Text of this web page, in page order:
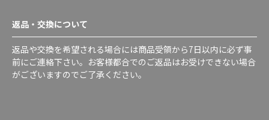
返品・交換について
返品や交換を希望される場合には商品受領から7日以内に必ず事
前にご連絡下さい。お客様都合でのご返品はお受けできない場合
がございますのでご了承ください。